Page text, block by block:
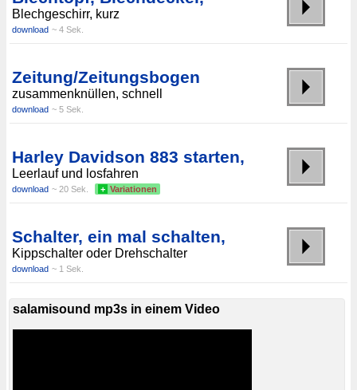
Blechgeschirr, kurz
download ~ 4 Sek.
Zeitung/Zeitungsbogen
zusammenknüllen, schnell
download ~ 5 Sek.
Harley Davidson 883 starten,
Leerlauf und losfahren
download ~ 20 Sek. + Variationen
Schalter, ein mal schalten,
Kippschalter oder Drehschalter
download ~ 1 Sek.
salamisound mp3s in einem Video